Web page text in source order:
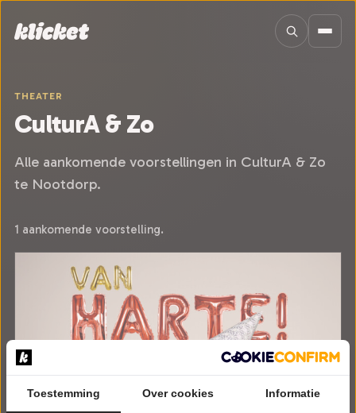
THEATER
CulturA & Zo
Alle aankomende voorstellingen in CulturA & Zo
te Nootdorp.
1 aankomende voorstelling.
Toestemming Over cookies Informatie